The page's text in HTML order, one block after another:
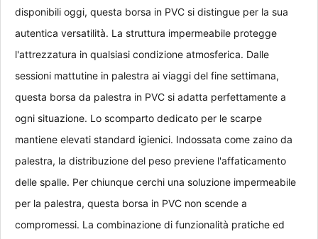
disponibili oggi, questa borsa in PVC si distingue per la sua
autentica versatilità. La struttura impermeabile protegge
l'attrezzatura in qualsiasi condizione atmosferica. Dalle
sessioni mattutine in palestra ai viaggi del fine settimana,
questa borsa da palestra in PVC si adatta perfettamente a
ogni situazione. Lo scomparto dedicato per le scarpe
mantiene elevati standard igienici. Indossata come zaino da
palestra, la distribuzione del peso previene l'affaticamento
delle spalle. Per chiunque cerchi una soluzione impermeabile
per la palestra, questa borsa in PVC non scende a
compromessi. La combinazione di funzionalità pratiche ed